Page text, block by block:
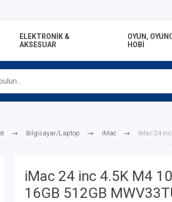
ELEKTRONİK &
AKSESUAR
OYUN,
HOBİ
Bilgisayar/Laptop iMac iMac 24
iMac 24 inc 4.5K M4
16GB 512GB